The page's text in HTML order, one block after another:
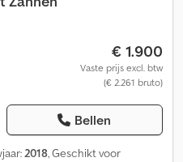
€ 1.900
Vaste prijs excl. btw
(€ 2.261 bruto)
Bellen
2018, Geschikt voor